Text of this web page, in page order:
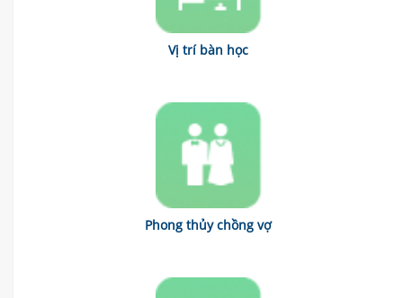
Vị trí bàn học
Phong thủy chồng vợ